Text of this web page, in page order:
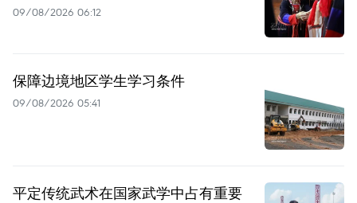
09/08/2026 06:12
保障边境地区学生学习条件
09/08/2026 05:41
平定传统武术在国家武学中占有重要